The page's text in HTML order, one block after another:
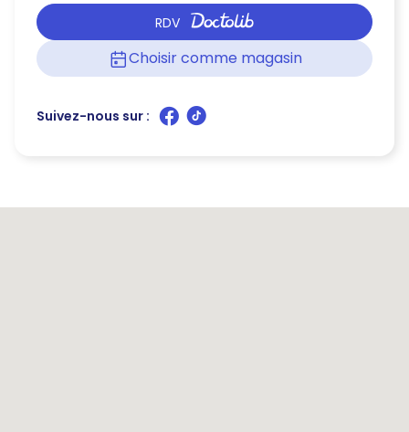
RDV
Choisir comme magasin
Suivez-nous sur :